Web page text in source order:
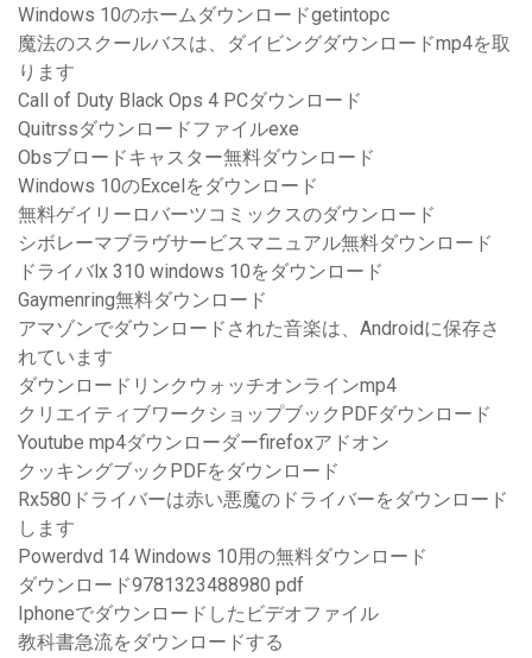
Windows 10のホームダウンロードgetintopc
魔法のスクールバスは、ダイビングダウンロードmp4を取
ります
Call of Duty Black Ops 4 PCダウンロード
Quitrssダウンロードファイルexe
Obsブロードキャスター無料ダウンロード
Windows 10のExcelをダウンロード
無料ゲイリーロバーツコミックスのダウンロード
シボレーマブラヴサービスマニュアル無料ダウンロード
ドライバlx 310 windows 10をダウンロード
Gaymenring無料ダウンロード
アマゾンでダウンロードされた音楽は、Androidに保存さ
れています
ダウンロードリンクウォッチオンラインmp4
クリエイティブワークショップブックPDFダウンロード
Youtube mp4ダウンローダーfirefoxアドオン
クッキングブックPDFをダウンロード
Rx580ドライバーは赤い悪魔のドライバーをダウンロード
します
Powerdvd 14 Windows 10用の無料ダウンロード
ダウンロード9781323488980 pdf
Iphoneでダウンロードしたビデオファイル
教科書急流をダウンロードする